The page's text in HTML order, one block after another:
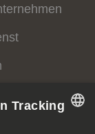
Tracking